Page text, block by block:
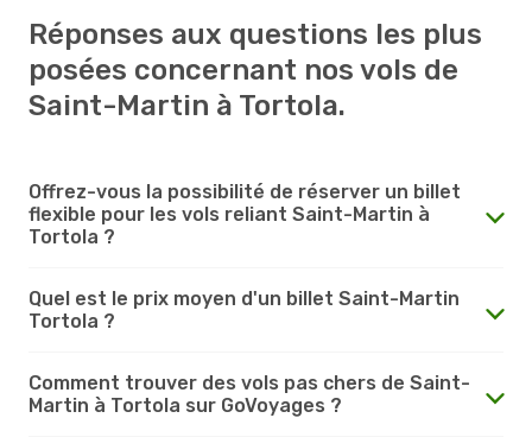
Réponses aux questions les plus
posées concernant nos vols de
Saint-Martin à Tortola.
Offrez-vous la possibilité de réserver un billet
flexible pour les vols reliant Saint-Martin à
Tortola ?
Quel est le prix moyen d'un billet Saint-Martin
Tortola ?
Comment trouver des vols pas chers de Saint-
Martin à Tortola sur GoVoyages ?